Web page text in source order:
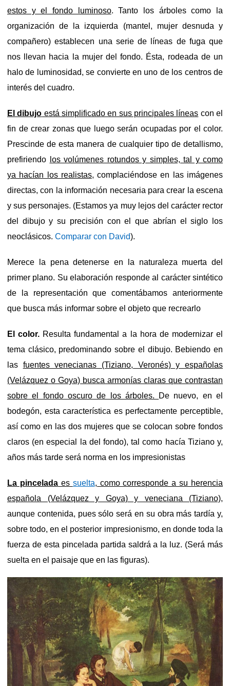
estos y el fondo luminoso. Tanto los árboles como la
organización de la izquierda (mantel, mujer desnuda y
compañero) establecen una serie de líneas de fuga que
nos llevan hacia la mujer del fondo. Ésta, rodeada de un
halo de luminosidad, se convierte en uno de los centros de
interés del cuadro.
El dibujo está simplificado en sus principales líneas con el
fin de crear zonas que luego serán ocupadas por el color.
Prescinde de esta manera de cualquier tipo de detallismo,
prefiriendo
los volúmenes rotundos y simples, tal y como
ya hacían los realistas, complaciéndose en las imágenes
directas, con la información necesaria para crear la escena
y sus personajes. (Estamos ya muy lejos del carácter rector
del dibujo y su precisión con el que abrían el siglo los
neoclásicos. Comparar con David).
Merece la pena detenerse en la naturaleza muerta del
primer plano. Su elaboración responde al carácter sintético
de la representación que comentábamos anteriormente
que busca más informar sobre el objeto que recrearlo
El color. Resulta fundamental a la hora de modernizar el
tema clásico, predominando sobre el dibujo. Bebiendo en
las fuentes venecianas (Tiziano, Veronés) y españolas
(Velázquez o Goya) busca armonías claras que contrastan
sobre el fondo oscuro de los árboles.
De nuevo, en el
bodegón, esta característica es perfectamente perceptible,
así como en las dos mujeres que se colocan sobre fondos
claros (en especial la del fondo), tal como hacía Tiziano y,
años más tarde será norma en los impresionistas
La pinceladaes suelta, como corresponde a su herencia
española (Velázquez y Goya) y veneciana (Tiziano),
aunque contenida, pues sólo será en su obra más tardía y,
sobre todo, en el posterior impresionismo, en donde toda la
fuerza de esta pincelada partida saldrá a la luz. (Será más
suelta en el paisaje que en las figuras).